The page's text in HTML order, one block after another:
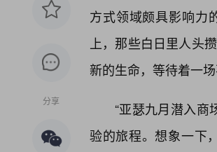
分享
方式领域颇具影响力
上，那些白日里人头
新的生命，等待着一
“亚瑟九月潜入商
验的旅程。想象一下